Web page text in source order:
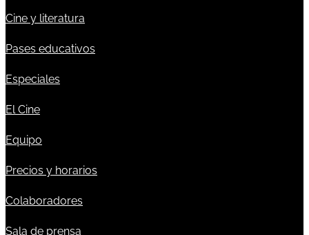
Cine y literatura
Pases educativos
Especiales
El Cine
Equipo
Precios y horarios
Colaboradores
Sala de prensa